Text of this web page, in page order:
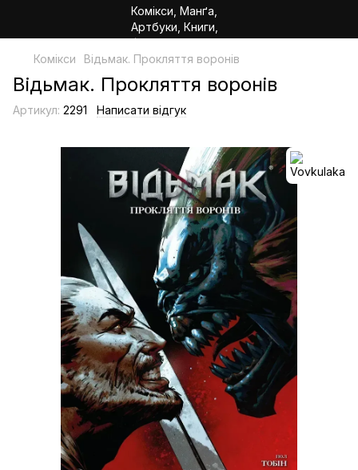
Комікси Відьмак. Прокляття воронів
Відьмак. Прокляття воронів
Артикул: 2291 Написати відгук